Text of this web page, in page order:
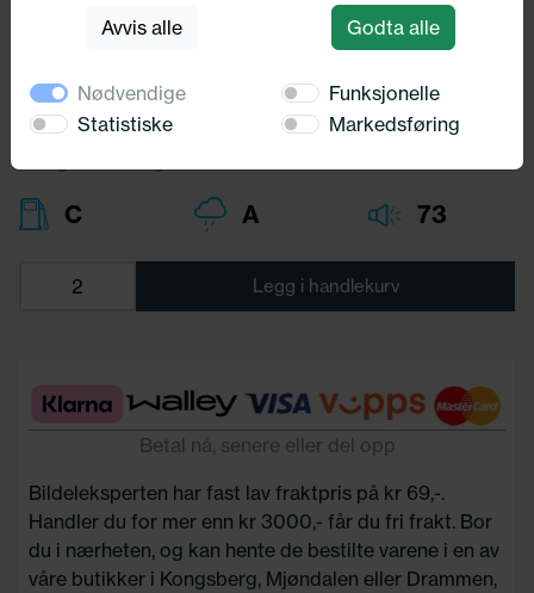
Profil:
30,00
Diameter:
Lasteindex:
C A 73
Legg i handlekurv
Betal nå, senere eller del opp
Bildeleksperten har fast lav fraktpris på kr 69,-.
Handler du for mer enn kr 3000,- får du fri frakt. Bor
du i nærheten, og kan hente de bestilte varene i en av
våre butikker i Kongsberg, Mjøndalen eller Drammen,
Avvis alle Godta alle
Nødvendige
Funksjonelle
Statistiske
Markedsføring